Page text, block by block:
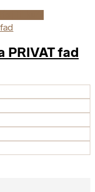
PRIVAT fad